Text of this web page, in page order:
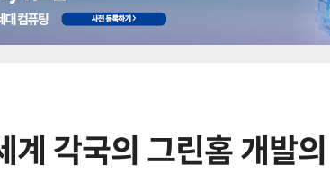
각국의 그린홈 개발의
6
1000원 커피·45㎝ 피자…트레이